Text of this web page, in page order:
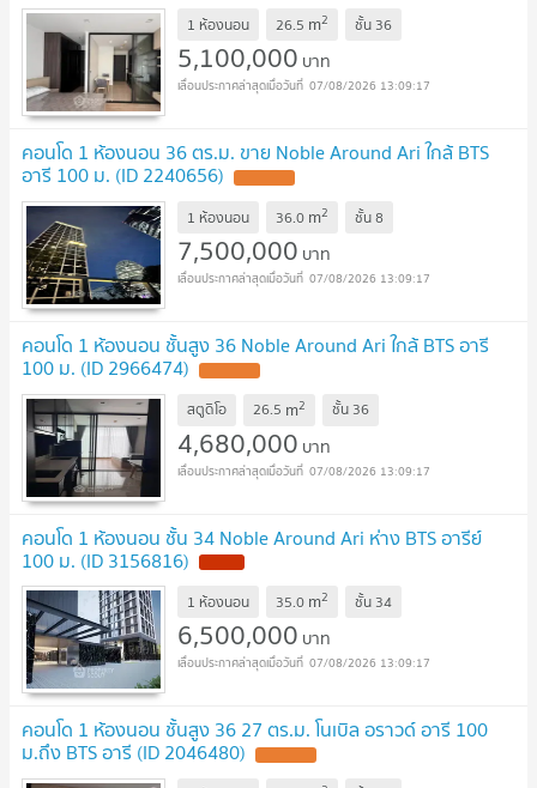
1 ห้องนอน 26.5 m2 ชั้น 36
5,100,000 บาท
07/08/2026 13:09:17
คอนโด 1 ห้องนอน 36 ตร.ม. ขาย Noble Around Ari ใกล้ BTS
อารี 100 ม. (ID 2240656)
1 ห้องนอน 36.0 m2 ชั้น8
7,500,000 บาท
07/08/2026 13:09:17
คอนโด 1 ห้องนอน ชั้นสูง 36 Noble Around Ari ใกล้ BTS อารี
100 ม. (ID 2966474)
สตูดิโอ 26.5 m2 ชั้น 36
4,680,000 บาท
07/08/2026 13:09:17
คอนโด 1 ห้องนอน ชั้น 34 Noble Around Ari ห่าง BTS อารีย์
100 ม. (ID 3156816)
1 ห้องนอน 35.0 m2 ชั้น 34
6,500,000 บาท
07/08/2026 13:09:17
คอนโด 1 ห้องนอน ชั้นสูง 36 27 ตร.ม. โนเบิล อราวด์ อารี 100
ม.ถึง BTS อารี (ID 2046480)